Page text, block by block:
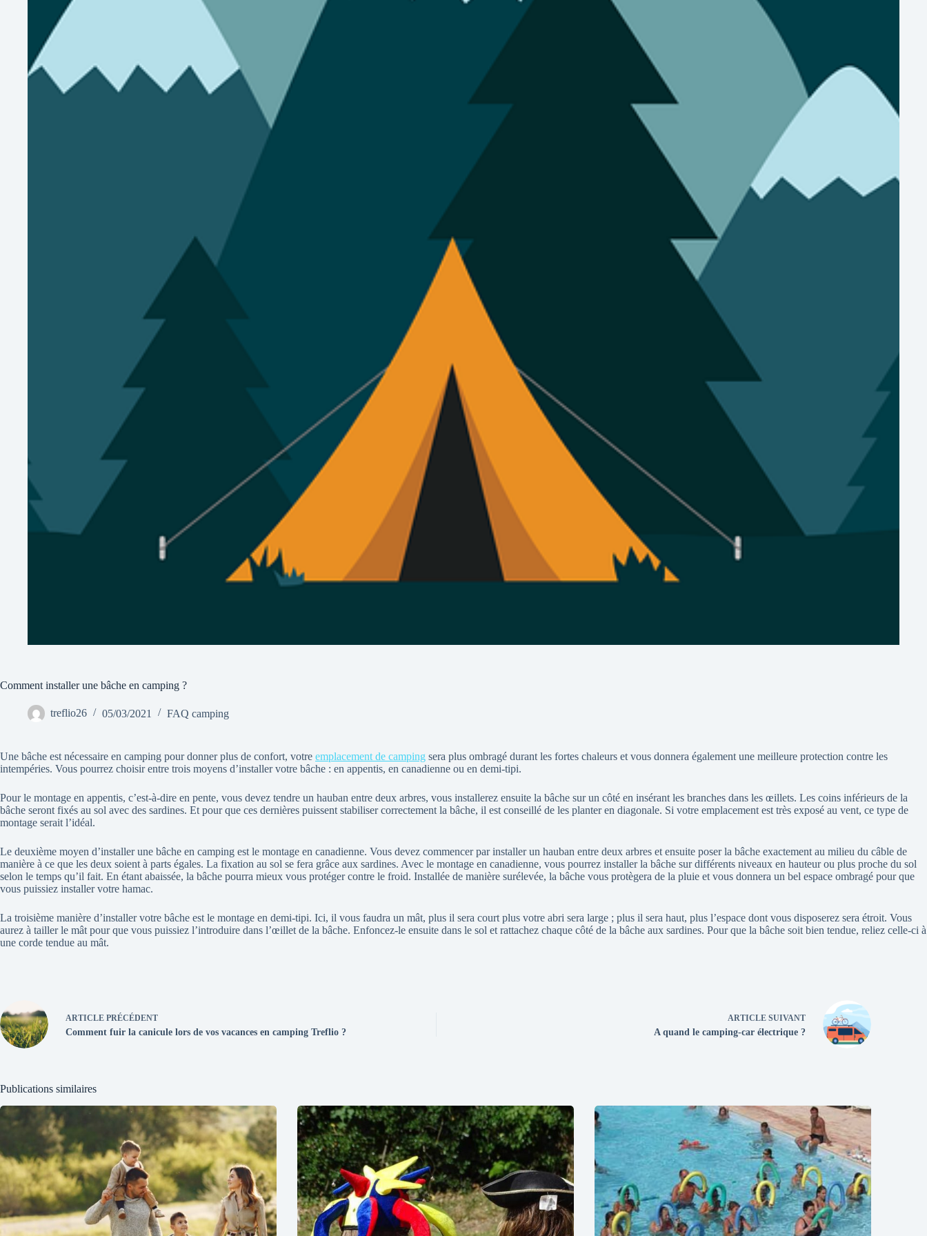
Comment installer une bâche en camping ?
treflio26 05/03/2021 FAQ camping
Une bâche est nécessaire en camping pour donner plus de confort, votre emplacement de camping sera plus ombragé durant les fortes chaleurs et vous donnera également une meilleure protection contre les
intempéries. Vous pourrez choisir entre trois moyens d’installer votre bâche : en appentis, en canadienne ou en demi-tipi.
Pour le montage en appentis, c’est-à-dire en pente, vous devez tendre un hauban entre deux arbres, vous installerez ensuite la bâche sur un côté en insérant les branches dans les œillets. Les coins inférieurs de la
bâche seront fixés au sol avec des sardines. Et pour que ces dernières puissent stabiliser correctement la bâche, il est conseillé de les planter en diagonale. Si votre emplacement est très exposé au vent, ce type de
montage serait l’idéal.
Le deuxième moyen d’installer une bâche en camping est le montage en canadienne. Vous devez commencer par installer un hauban entre deux arbres et ensuite poser la bâche exactement au milieu du câble de
manière à ce que les deux soient à parts égales. La fixation au sol se fera grâce aux sardines. Avec le montage en canadienne, vous pourrez installer la bâche sur différents niveaux en hauteur ou plus proche du sol
selon le temps qu’il fait. En étant abaissée, la bâche pourra mieux vous protéger contre le froid. Installée de manière surélevée, la bâche vous protègera de la pluie et vous donnera un bel espace ombragé pour que
vous puissiez installer votre hamac.
La troisième manière d’installer votre bâche est le montage en demi-tipi. Ici, il vous faudra un mât, plus il sera court plus votre abri sera large ; plus il sera haut, plus l’espace dont vous disposerez sera étroit. Vous
aurez à tailler le mât pour que vous puissiez l’introduire dans l’œillet de la bâche. Enfoncez-le ensuite dans le sol et rattachez chaque côté de la bâche aux sardines. Pour que la bâche soit bien tendue, reliez celle-ci à
une corde tendue au mât.
ARTICLE PRÉCÉDENT
Comment fuir la canicule lors de vos vacances en camping Treflio ?
ARTICLE SUIVANT
A quand le camping-car électrique ?
Publications similaires